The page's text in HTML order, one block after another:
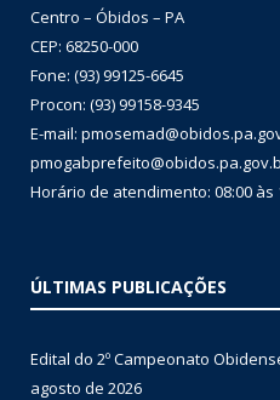
Centro – Óbidos – PA
CEP: 68250-000
Fone: (93) 99125-6645
Procon: (93) 99158-9345
E-mail:
Horário de atendimento: 08:00 às
ÚLTIMAS PUBLICAÇÕES
Edital do 2º Campeonato
agosto de 2026